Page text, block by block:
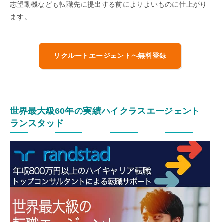
志望動機なども転職先に提出する前によりよいものに仕上がり
ます。
リクルートエージェントへ無料登録
世界最大級60年の実績ハイクラスエージェント
ランスタッド